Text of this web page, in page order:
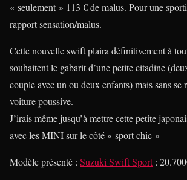
« seulement » 113 € de malus. Pour une
rapport sensation/malus.
Cette nouvelle swift plaira définitivement à
souhaitent le gabarit d’une petite citadine
couple avec un ou deux enfants) mais sans se
voiture poussive.
J’irais même jusqu’à mettre cette petite
avec les MINI sur le côté « sport chic »
Modèle présenté : Suzuki Swift Sport: